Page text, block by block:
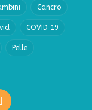
Cancro
COVID 19
Pelle
RSS